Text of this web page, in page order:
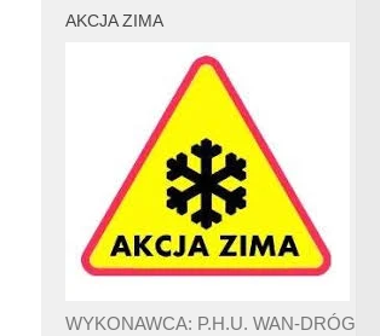
AKCJA ZIMA
WYKONAWCA: P.H.U. WAN-DRÓG